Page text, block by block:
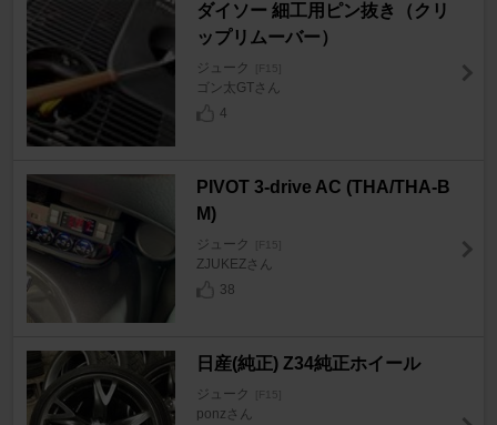
ダイソー 細工用ピン抜き（クリ
ップリムーバー）
ジューク [F15]
ゴン太GTさん
4
PIVOT 3-drive AC (THA/THA-B
M)
ジューク [F15]
ZJUKEZさん
38
日産(純正) Z34純正ホイール
ジューク [F15]
ponzさん